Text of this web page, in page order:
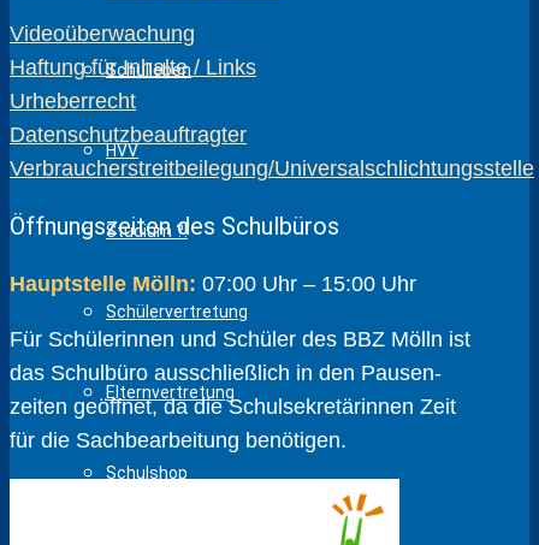
Schulleben
HVV
Studium ?!
Schülervertretung
Elternvertretung
Schulshop
Videoüberwachung
Haftung für Inhalte / Links
Urheberrecht
Datenschutzbeauftragter
Verbraucherstreitbeilegung/Universalschlichtungsstelle
Öffnungszeiten des Schulbüros
Hauptstelle Mölln: 07:00 Uhr – 15:00 Uhr
Für Schülerinnen und Schüler des BBZ Mölln ist
das Schulbüro ausschließlich in den Pausen­
zeiten geöffnet, da die Schul­sekretärinnen Zeit
für die Sach­bear­beitung benötigen.